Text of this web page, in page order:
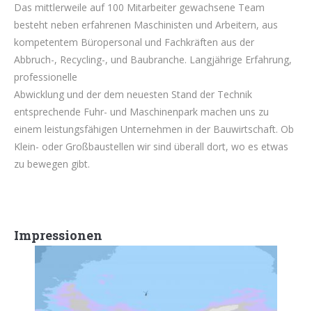
Das mittlerweile auf 100 Mitarbeiter gewachsene Team
besteht neben erfahrenen Maschinisten und Arbeitern, aus
kompetentem Büropersonal und Fachkräften aus der
Abbruch-, Recycling-, und Baubranche. Langjährige Erfahrung,
professionelle
Abwicklung und der dem neuesten Stand der Technik
entsprechende Fuhr- und Maschinenpark machen uns zu
einem leistungsfähigen Unternehmen in der Bauwirtschaft. Ob
Klein- oder Großbaustellen wir sind überall dort, wo es etwas
zu bewegen gibt.
Impressionen